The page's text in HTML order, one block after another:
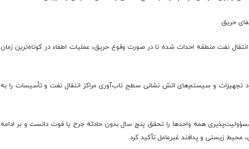
حریق
نفت منطقه احداث شده تا در صورت وقوع حریق، عملیات اطفاء در کوتاه‌ترین زمان
تجهیزات و سیستم‌های اتش نشانی سطح تاب‌آوری مراکز انتقال نفت و تأسیسات را به
همه واحدها را تحقق پنج سال بدون حادثه جرح یا فوت دانست و بر ادامه
محیط زیستی و پدافند غیرعامل تأکید کرد.